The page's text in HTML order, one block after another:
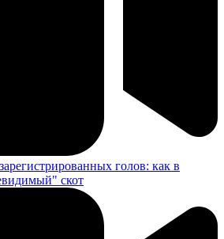
голов: как в
скот